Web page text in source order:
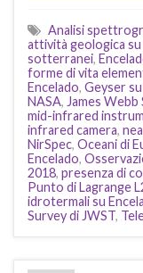
Analisi
attività geologica su
sotterranei,
forme di vita
Encelado, Geyser
NASA, James
mid-infrared
infrared camera,
NirSpec, Oceani di
Encelado,
2018, presenza di
Punto di Lagrange
idrotermali su
Survey di JWST,